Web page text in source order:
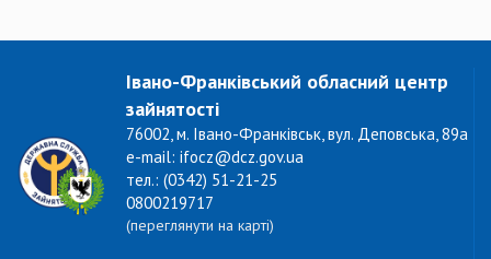
Івано-Франківський обласний центр
зайнятості
76002, м. Івано-Франківськ, вул. Деповська, 89а
e-mail: ifocz@dcz.gov.ua
тел.: (0342) 51-21-25
0800219717
(переглянути на карті)